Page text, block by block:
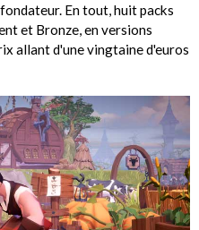
En tout, huit packs
et Bronze, en versions
allant d'une vingtaine d'euros